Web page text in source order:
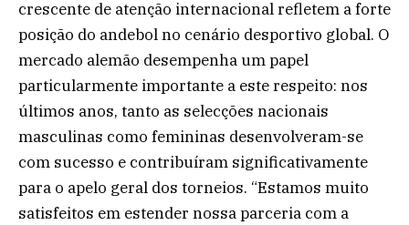
crescente de atenção internacional refletem a forte
posição do andebol no cenário desportivo global. O
mercado alemão desempenha um papel
particularmente importante a este respeito: nos
últimos anos, tanto as selecções nacionais
masculinas como femininas desenvolveram-se
com sucesso e contribuíram significativamente
para o apelo geral dos torneios. “Estamos muito
satisfeitos em estender nossa parceria com a